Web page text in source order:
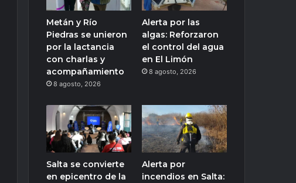
Metán y Río
Piedras se unieron
por la lactancia
con charlas y
acompañamiento
8 agosto, 2026
Alerta por las
algas: Reforzaron
el control del agua
en El Limón
8 agosto, 2026
Salta se convierte
en epicentro de la
Alerta por
incendios en Salta: